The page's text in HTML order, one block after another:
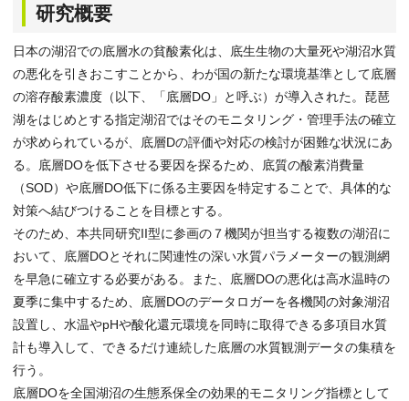
研究概要
日本の湖沼での底層水の貧酸素化は、底生生物の大量死や湖沼水質
の悪化を引きおこすことから、わが国の新たな環境基準として底層
の溶存酸素濃度（以下、「底層DO」と呼ぶ）が導入された。琵琶
湖をはじめとする指定湖沼ではそのモニタリング・管理手法の確立
が求められているが、底層Dの評価や対応の検討が困難な状況にあ
る。底層DOを低下させる要因を探るため、底質の酸素消費量
（SOD）や底層DO低下に係る主要因を特定することで、具体的な
対策へ結びつけることを目標とする。
そのため、本共同研究II型に参画の７機関が担当する複数の湖沼に
おいて、底層DOとそれに関連性の深い水質パラメーターの観測網
を早急に確立する必要がある。また、底層DOの悪化は高水温時の
夏季に集中するため、底層DOのデータロガーを各機関の対象湖沼
設置し、水温やpHや酸化還元環境を同時に取得できる多項目水質
計も導入して、できるだけ連続した底層の水質観測データの集積を
行う。
底層DOを全国湖沼の生態系保全の効果的モニタリング指標として